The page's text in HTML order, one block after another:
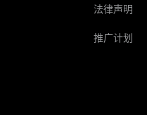
法律声明
推广计划